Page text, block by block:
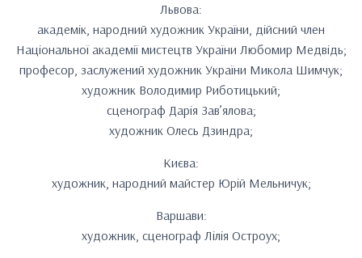
Львова:
академік, народний художник України, дійсний член
Національної академії мистецтв України Любомир Медвідь;
професор, заслужений художник України Микола Шимчук;
художник Володимир Риботицький;
сценограф Дарія Зав’ялова;
художник Олесь Дзиндра;
Києва:
художник, народний майстер Юрій Мельничук;
Варшави:
художник, сценограф Лілія Остроух;